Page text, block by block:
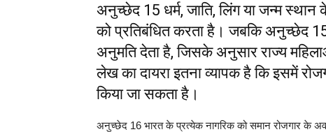
अनुच्छेद 15 धर्म, जाति, लिंग या जन्म
को प्रतिबंधित करता है। जबकि अनुच्छेद
अनुमति देता है, जिसके अनुसार राज्य
लेख का दायरा इतना व्यापक है कि इसमें
किया जा सकता है।
अनुच्छेद 16 भारत के प्रत्येक नागरिक को समान रोजगार के